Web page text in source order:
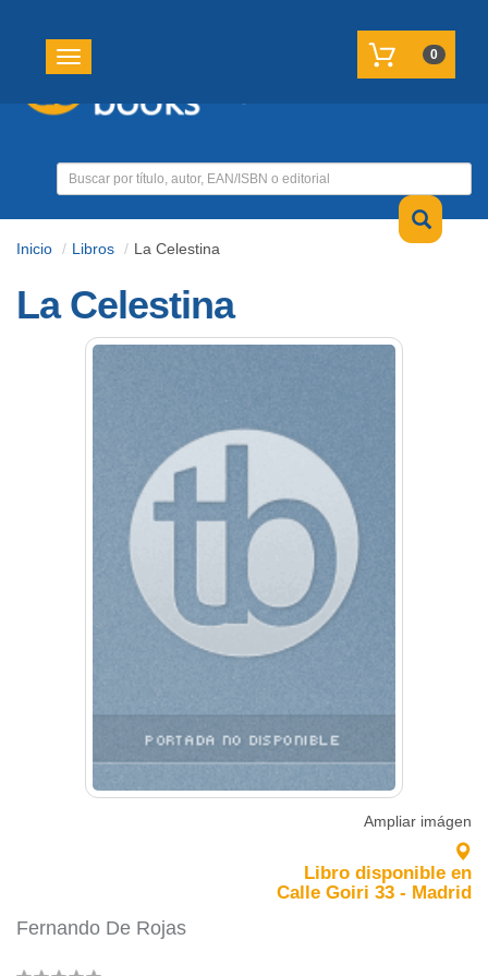
Toggle navigation 0
Inicio Libros La Celestina
La Celestina
Ampliar imágen
Libro disponible en
Calle Goiri 33 - Madrid
Fernando De Rojas